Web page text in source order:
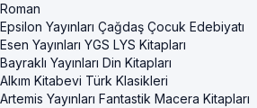
Roman
Epsilon Yayınları Çağdaş Çocuk Edebiyatı
Esen Yayınları YGS LYS Kitapları
Bayraklı Yayınları Din Kitapları
Alkım Kitabevi Türk Klasikleri
Artemis Yayınları Fantastik Macera Kitapları